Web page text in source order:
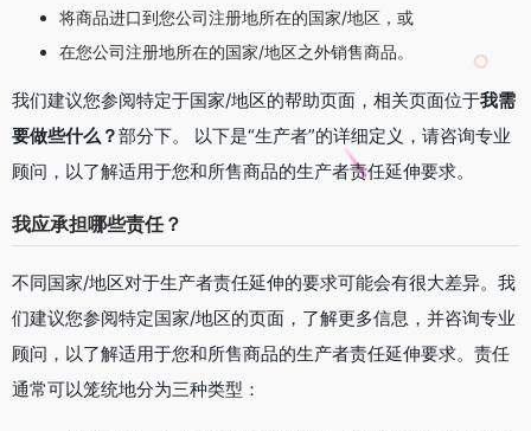
将商品进口到您公司注册地所在的国家/地区，或
在您公司注册地所在的国家/地区之外销售商品。
我们建议您参阅特定于国家/地区的帮助页面，相关页面位于我需
要做些什么？部分下。 以下是“生产者”的详细定义，请咨询专业
顾问，以了解适用于您和所售商品的生产者责任延伸要求。
我应承担哪些责任？
不同国家/地区对于生产者责任延伸的要求可能会有很大差异。我
们建议您参阅特定国家/地区的页面，了解更多信息，并咨询专业
顾问，以了解适用于您和所售商品的生产者责任延伸要求。责任
通常可以笼统地分为三种类型：